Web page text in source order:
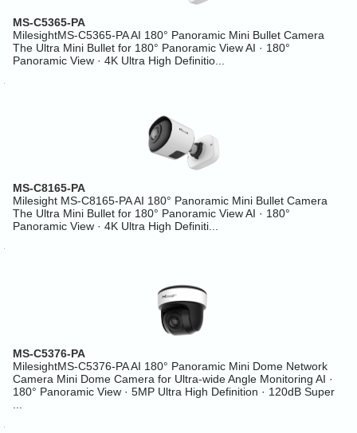
MS-C5365-PA
MilesightMS-C5365-PA AI 180° Panoramic Mini Bullet Camera
The Ultra Mini Bullet for 180° Panoramic View AI · 180°
Panoramic View · 4K Ultra High Definitio...
MS-C8165-PA
Milesight MS-C8165-PA AI 180° Panoramic Mini Bullet Camera
The Ultra Mini Bullet for 180° Panoramic View AI · 180°
Panoramic View · 4K Ultra High Definiti...
MS-C5376-PA
MilesightMS-C5376-PA AI 180° Panoramic Mini Dome Network
Camera Mini Dome Camera for Ultra-wide Angle Monitoring AI ·
180° Panoramic View · 5MP Ultra High Definition · 120dB Super
...